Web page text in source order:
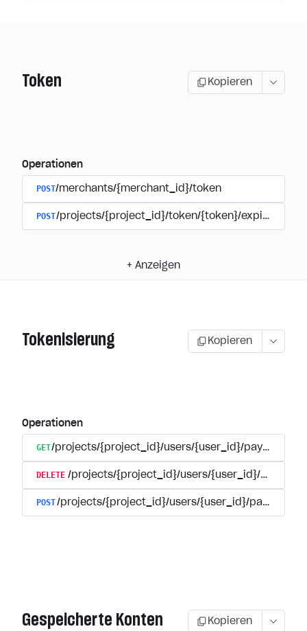
Token Kopieren
Operationen
POST/merchants/{merchant_id}/token
POST/projects/{project_id}/token/{token}/expire
+ Anzeigen
Tokenisierung Kopieren
Operationen
GET/projects/{project_id}/users/{user_id}/
DELETE /projects/{project_id}/users/{user_id}/
POST/projects/{project_id}/users/{user_id}/
Gespeicherte Konten
Kopieren